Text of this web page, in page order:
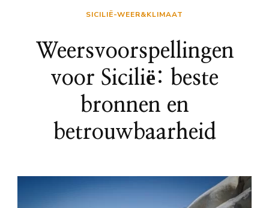
SICILIË-WEER&KLIMAAT
Weersvoorspellingen
voor Sicilië: beste
bronnen en
betrouwbaarheid